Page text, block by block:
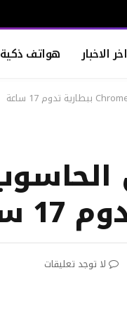
اخر الاخبار هواتف ذكية
لا توجد تعليقات